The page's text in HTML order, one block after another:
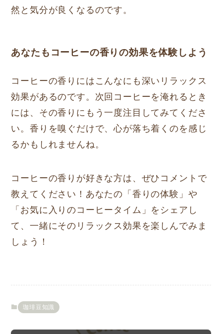
然と気分が良くなるのです。
あなたもコーヒーの香りの効果を体験しよう
コーヒーの香りにはこんなにも深いリラックス
効果があるのです。次回コーヒーを淹れるとき
には、その香りにもう一度注目してみてくださ
い。香りを嗅ぐだけで、心が落ち着くのを感じ
るかもしれませんね。
コーヒーの香りが好きな方は、ぜひコメントで
教えてください！あなたの「香りの体験」や
「お気に入りのコーヒータイム」をシェアし
て、一緒にそのリラックス効果を楽しんでみま
しょう！
珈琲豆知識